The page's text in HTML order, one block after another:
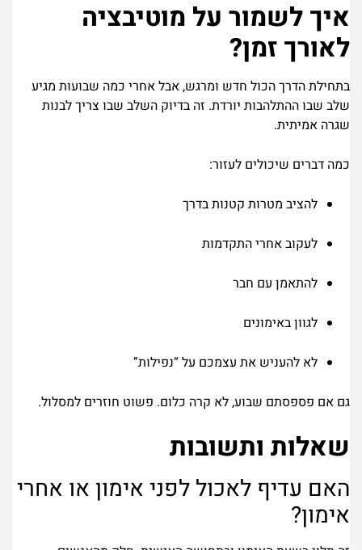
איך לשמור על מוטיבציה
לאורך זמן?
בתחילת הדרך הכול חדש ומרגש, אבל אחרי כמה שבועות מגיע
שלב שבו ההתלהבות יורדת. זה בדיוק השלב שבו צריך לבנות
שגרה אמיתית.
כמה דברים שיכולים לעזור:
להציב מטרות קטנות בדרך
לעקוב אחרי התקדמות
להתאמן עם חבר
לגוון באימונים
לא להעניש את עצמכם על “נפילות”
גם אם פספסתם שבוע, לא קרה כלום. פשוט חוזרים למסלול.
שאלות ותשובות
האם עדיף לאכול לפני אימון או אחרי
אימון?